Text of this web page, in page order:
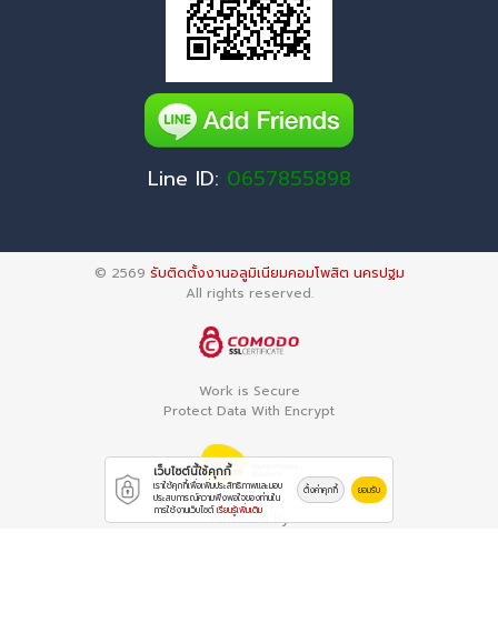
Line ID: 0657855898
© 2569 รับติดตั้งงานอลูมิเนียมคอมโพสิต นครปฐม
All rights reserved.
Work is Secure
Protect Data With Encrypt
Powered By
เว็บไซต์นี้ใช้คุกกี้
เราใช้คุกกี้เพื่อเพิ่มประสิทธิภาพและมอบ
ประสบการณ์ความพึงพอใจของท่านใน
การใช้งานเว็บไซต์เรียนรู้เพิ่มเติม
ตั้งค่าคุกกี้ ยอมรับ